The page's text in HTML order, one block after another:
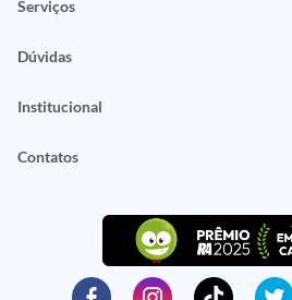
Serviços
Dúvidas
Institucional
Contatos